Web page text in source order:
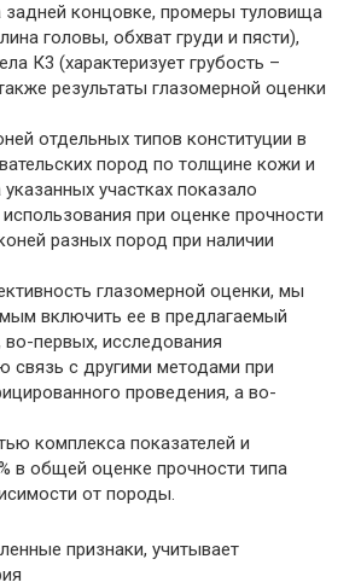
задней концовке, промеры туловища
головы, обхват груди и пясти),
К3 (характеризует грубость –
результаты глазомерной оценки
отдельных типов конституции в
пород по толщине кожи и
участках показало
при оценке прочности
разных пород при наличии
глазомерной оценки, мы
включить ее в предлагаемый
во-первых, исследования
связь с другими методами при
проведения, а во-
комплекса показателей и
в общей оценке прочности типа
от породы.
признаки, учитывает